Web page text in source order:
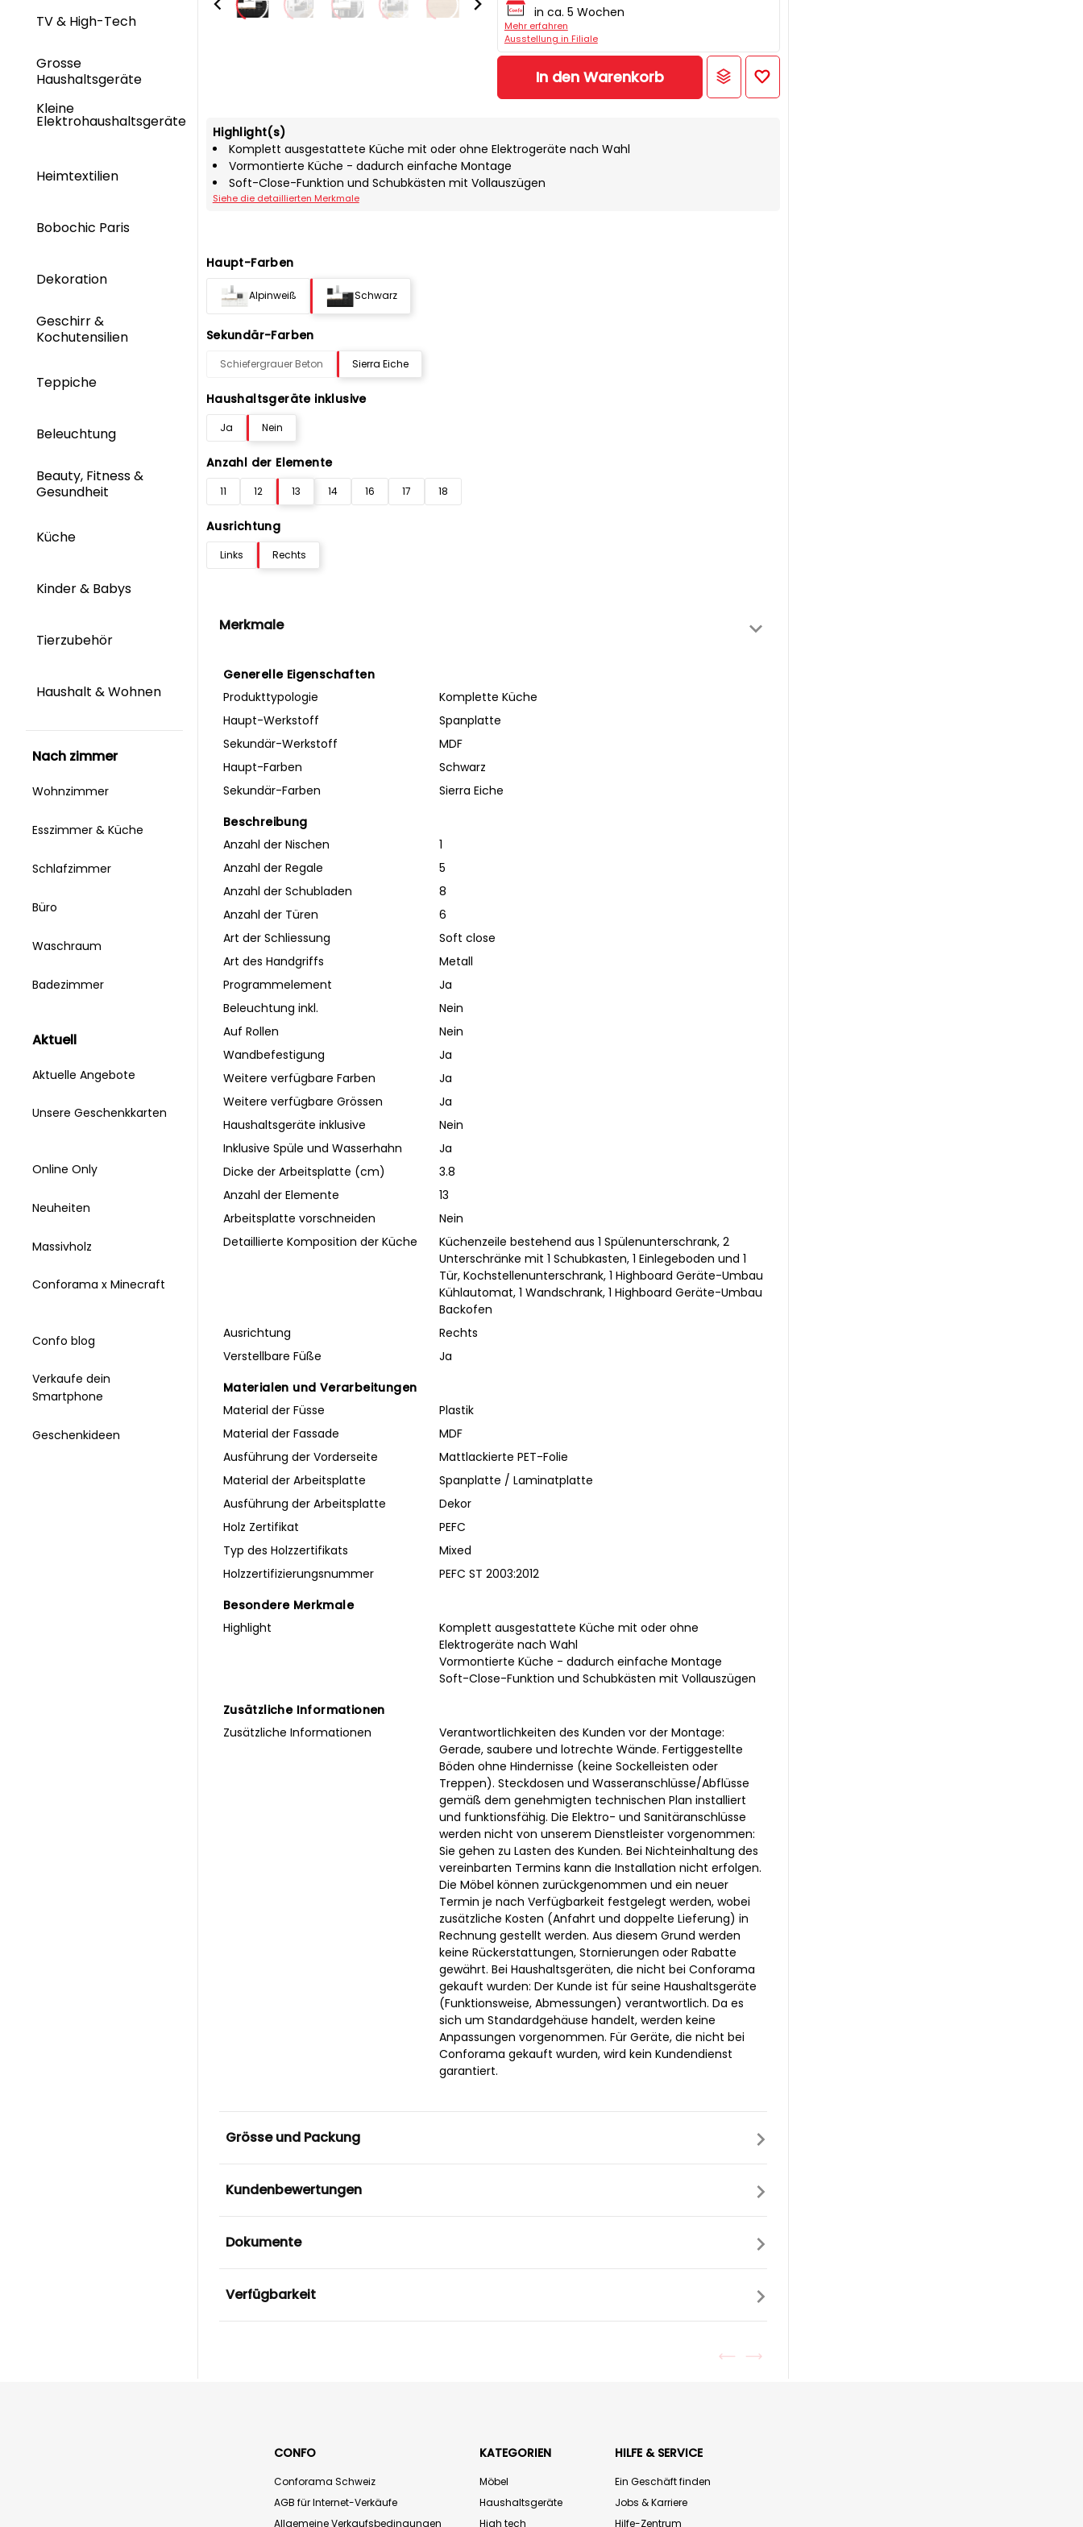
TV & High-Tech
Grosse
Haushaltsgeräte
Kleine
Elektrohaushaltsgeräte
Heimtextilien
Bobochic Paris
Dekoration
Geschirr &
Kochutensilien
Teppiche
Beleuchtung
Beauty, Fitness &
Gesundheit
Küche
Kinder & Babys
Tierzubehör
Haushalt & Wohnen
nach zimmer
Wohnzimmer
Esszimmer & Küche
Schlafzimmer
Büro
Waschraum
Badezimmer
aktuell
Aktuelle Angebote
Unsere Geschenkkarten
Online Only
Neuheiten
Massivholz
Conforama x Minecraft
Confo blog
Verkaufe dein
Smartphone
Geschenkideen
in ca. 5 Wochen
Mehr erfahren
Ausstellung in Filiale
In den Warenkorb
Highlight(s)
Komplett ausgestattete Küche mit oder ohne Elektrogeräte nach Wahl
Vormontierte Küche - dadurch einfache Montage
Soft-Close-Funktion und Schubkästen mit Vollauszügen
Siehe die detaillierten Merkmale
Haupt-Farben
Alpinweiß Schwarz
Sekundär-Farben
Schiefergrauer Beton Sierra Eiche
Haushaltsgeräte inklusive
Ja Nein
Anzahl der Elemente
11 12 13 14 16 17 18
Ausrichtung
Links Rechts
Merkmale
Generelle Eigenschaften
Produkttypologie
Komplette Küche
Haupt-Werkstoff
Spanplatte
Sekundär-Werkstoff
MDF
Haupt-Farben
Schwarz
Sekundär-Farben
Sierra Eiche
Beschreibung
Anzahl der Nischen
1
Anzahl der Regale
5
Anzahl der Schubladen
8
Anzahl der Türen
6
Art der Schliessung
Soft close
Art des Handgriffs
Metall
Programmelement
Ja
Beleuchtung inkl.
Nein
Auf Rollen
Nein
Wandbefestigung
Ja
Weitere verfügbare Farben
Ja
Weitere verfügbare Grössen
Ja
Haushaltsgeräte inklusive
Nein
Inklusive Spüle und Wasserhahn
Ja
Dicke der Arbeitsplatte (cm)
3.8
Anzahl der Elemente
13
Arbeitsplatte vorschneiden
Nein
Detaillierte Komposition der Küche
Küchenzeile bestehend aus 1 Spülenunterschrank, 2
Unterschränke mit 1 Schubkasten, 1 Einlegeboden und 1
Tür, Kochstellenunterschrank, 1 Highboard Geräte-Umbau
Kühlautomat, 1 Wandschrank, 1 Highboard Geräte-Umbau
Backofen
Ausrichtung
Rechts
Verstellbare Füße
Ja
Materialen und Verarbeitungen
Material der Füsse
Plastik
Material der Fassade
MDF
Ausführung der Vorderseite
Mattlackierte PET-Folie
Material der Arbeitsplatte
Spanplatte / Laminatplatte
Ausführung der Arbeitsplatte
Dekor
Holz Zertifikat
PEFC
Typ des Holzzertifikats
Mixed
Holzzertifizierungsnummer
PEFC ST 2003:2012
Besondere Merkmale
Highlight
Komplett ausgestattete Küche mit oder ohne
Elektrogeräte nach Wahl
Vormontierte Küche - dadurch einfache Montage
Soft-Close-Funktion und Schubkästen mit Vollauszügen
Zusätzliche Informationen
Zusätzliche Informationen
Verantwortlichkeiten des Kunden vor der Montage:
Gerade, saubere und lotrechte Wände. Fertiggestellte
Böden ohne Hindernisse (keine Sockelleisten oder
Treppen). Steckdosen und Wasseranschlüsse/Abflüsse
gemäß dem genehmigten technischen Plan installiert
und funktionsfähig. Die Elektro- und Sanitäranschlüsse
werden nicht von unserem Dienstleister vorgenommen:
Sie gehen zu Lasten des Kunden. Bei Nichteinhaltung des
vereinbarten Termins kann die Installation nicht erfolgen.
Die Möbel können zurückgenommen und ein neuer
Termin je nach Verfügbarkeit festgelegt werden, wobei
zusätzliche Kosten (Anfahrt und doppelte Lieferung) in
Rechnung gestellt werden. Aus diesem Grund werden
keine Rückerstattungen, Stornierungen oder Rabatte
gewährt. Bei Haushaltsgeräten, die nicht bei Conforama
gekauft wurden: Der Kunde ist für seine Haushaltsgeräte
(Funktionsweise, Abmessungen) verantwortlich. Da es
sich um Standardgehäuse handelt, werden keine
Anpassungen vorgenommen. Für Geräte, die nicht bei
Conforama gekauft wurden, wird kein Kundendienst
garantiert.
Grösse und Packung
Kundenbewertungen
Dokumente
Verfügbarkeit
CONFO
Conforama Schweiz
AGB für Internet-Verkäufe
Allgemeine Verkaufsbedingungen
KATEGORIEN
Möbel
Haushaltsgeräte
High tech
HILFE & SERVICE
Ein Geschäft finden
Jobs & Karriere
Hilfe-Zentrum